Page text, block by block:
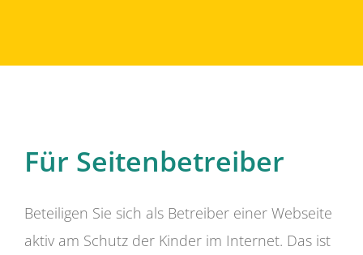
Für Seitenbetreiber
Beteiligen Sie sich als Betreiber einer Webseite
aktiv am Schutz der Kinder im Internet. Das ist